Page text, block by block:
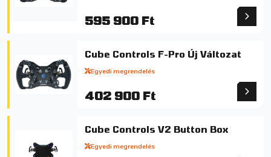
595 900 Ft
Cube Controls F-Pro Új Változat
Egyedi megrendelés
402 900 Ft
Cube Controls V2 Button Box
Egyedi megrendelés